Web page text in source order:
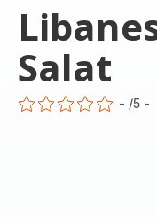
Salat
- /5 -